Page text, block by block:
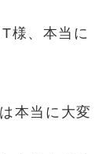
様、本当に
本当に大変